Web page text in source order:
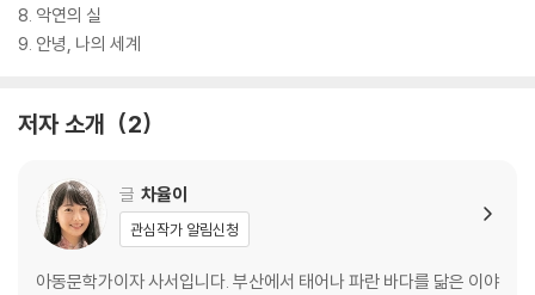
8. 악연의 실
9. 안녕, 나의 세계
저자 소개 2
글 차율이
관심작가 알림신청
아동문학가이자 사서입니다. 부산에서 태어나 파란 바다를 닮은 이야